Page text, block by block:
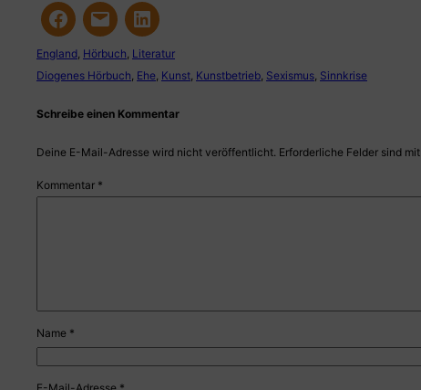
England Hörbuch Literatur
Diogenes Hörbuch Ehe Kunst Kunstbetrieb Sexismus Sinnkrise
Schreibe einen Kommentar
Deine E-Mail-Adresse wird nicht veröffentlicht. Erforderliche Felder sind mit
Kommentar *
Name *